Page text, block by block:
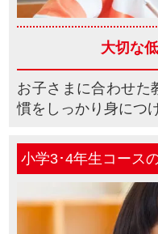
大切な
お子さまに合わせた
慣をしっかり身につ
小学3･4年生コース